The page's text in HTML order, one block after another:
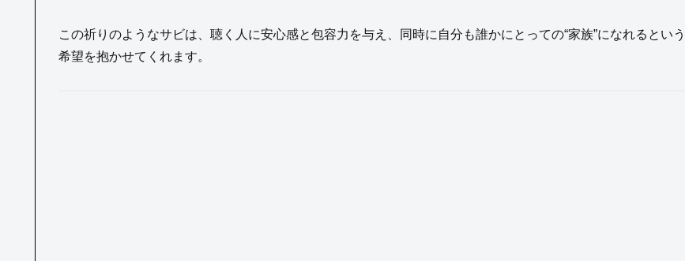
この祈りのようなサビは、聴く人に安心感と包容力を与え、同時に自分も誰かにとっての“家族”になれるという
希望を抱かせてくれます。